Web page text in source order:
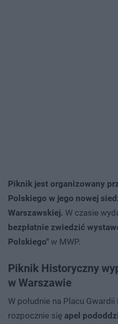
Piknik jest organizowany
Polskiego w jego nowej
Warszawskiej. W czasie
bezpłatnie zwiedzić
Polskiego" w MWP.
Piknik Historyczny
w Warszawie
W południe na Placu
rozpocznie się apel